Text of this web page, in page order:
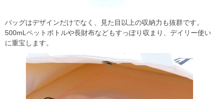
バッグはデザインだけでなく、見た目以上の収納力も抜群です。
500mLペットボトルや長財布などもすっぽり収まり、デイリー使い
に重宝します。